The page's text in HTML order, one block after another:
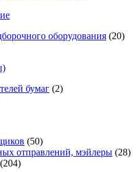
оборудования (20)
бумаг (2)
(50)
отправлений, мэйлеры (28)
(204)